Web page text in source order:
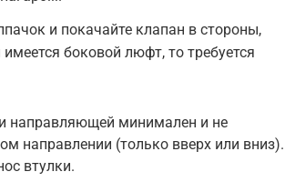
и покачайте клапан в стороны,
боковой люфт, то требуется
направляющей минимален и не
направлении (только вверх или вниз).
втулки.